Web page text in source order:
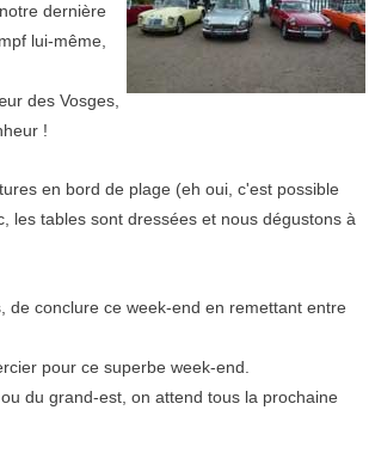
dernière
lui-même,
des Vosges,
!
en bord de plage (eh oui, c'est possible
les tables sont dressées et nous dégustons à
de conclure ce week-end en remettant entre
pour ce superbe week-end.
du grand-est, on attend tous la prochaine